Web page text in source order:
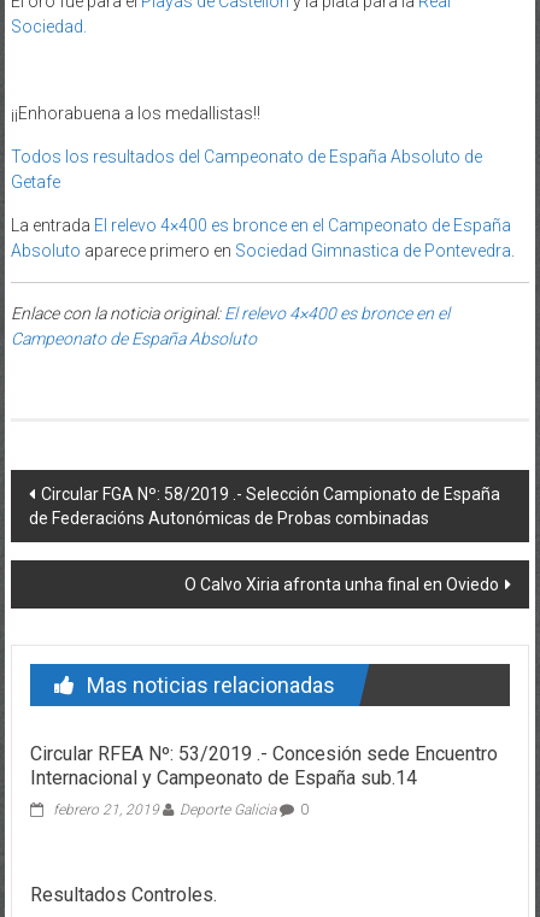
Sociedad.
¡¡Enhorabuena a los medallistas!!
Todos los resultados del Campeonato de España Absoluto de
Getafe
La entrada El relevo 4×400 es bronce en el Campeonato de España
Absoluto aparece primero en Sociedad Gimnastica de Pontevedra.
Enlace con la noticia original:El relevo 4×400 es bronce en el
Campeonato de España Absoluto
Post navigation
Circular FGA Nº: 58/2019 .- Selección Campionato de España
de Federacións Autonómicas de Probas combinadas
O Calvo Xiria afronta unha final en Oviedo
Mas noticias relacionadas
Circular RFEA Nº: 53/2019 .- Concesión sede Encuentro
Internacional y Campeonato de España sub.14
febrero 21, 2019 Deporte Galicia 0
Resultados Controles.